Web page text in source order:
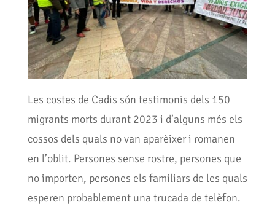
Les costes de Cadis són testimonis dels 150
migrants morts durant 2023 i d’alguns més els
cossos dels quals no van aparèixer i romanen
en l’oblit. Persones sense rostre, persones que
no importen, persones els familiars de les quals
esperen probablement una trucada de telèfon.